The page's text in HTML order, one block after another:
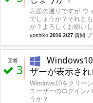
表題の通りですが ウ
でしょうか？それと
か？よろしくお願い
yoshiko 2016 2/27 質問
回答
3
ザーが表示さ
Windows10をクリー
ユーザーのログイン
うか？